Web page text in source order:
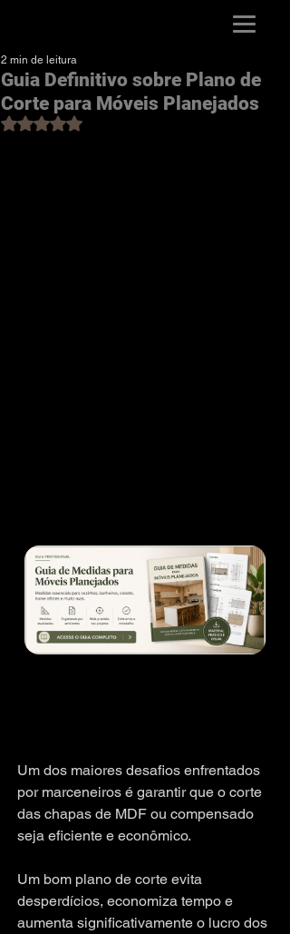
Guia Definitivo sobre Plano de
Corte para Móveis Planejados
2 min de leitura
Avaliado com NaN de 5 estrelas.
Um dos maiores desafios enfrentados
por marceneiros é garantir que o corte
das chapas de MDF ou compensado
seja eficiente e econômico.
Um bom plano de corte evita
desperdícios, economiza tempo e
aumenta significativamente o lucro dos